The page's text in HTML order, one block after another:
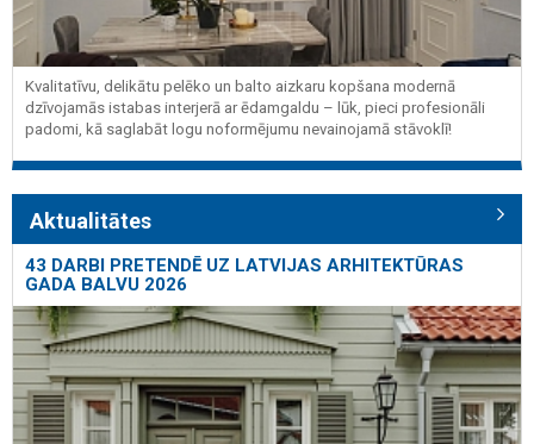
Kvalitatīvu, delikātu pelēko un balto aizkaru kopšana modernā
dzīvojamās istabas interjerā ar ēdamgaldu – lūk, pieci profesionāli
padomi, kā saglabāt logu noformējumu nevainojamā stāvoklī!
Aktualitātes
43 DARBI PRETENDĒ UZ LATVIJAS ARHITEKTŪRAS
GADA BALVU 2026